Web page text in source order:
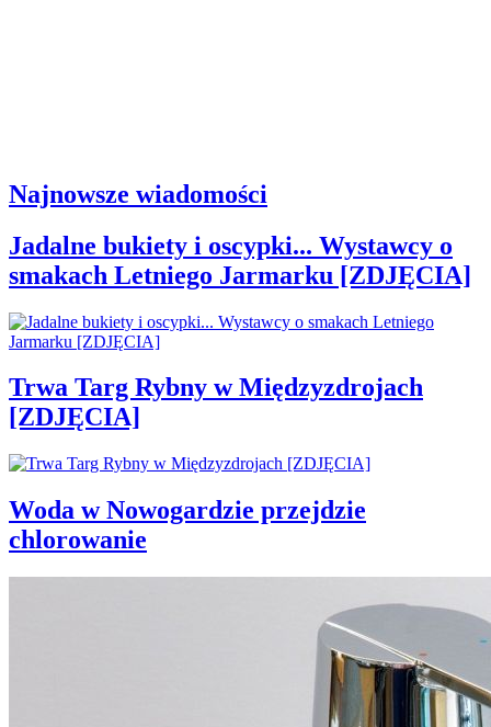
Najnowsze wiadomości
Jadalne bukiety i oscypki... Wystawcy o
smakach Letniego Jarmarku [ZDJĘCIA]
Trwa Targ Rybny w Międzyzdrojach
[ZDJĘCIA]
Woda w Nowogardzie przejdzie
chlorowanie